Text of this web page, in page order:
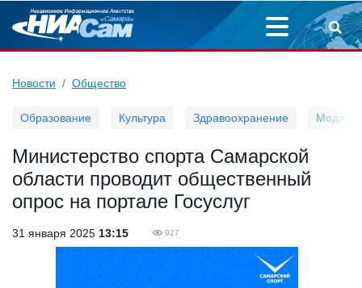
Новости Общество
Образование Культура Здравоохранение Мода
Министерство спорта Самарской
области проводит общественный
опрос на портале Госуслуг
31 января 2025 13:15 927